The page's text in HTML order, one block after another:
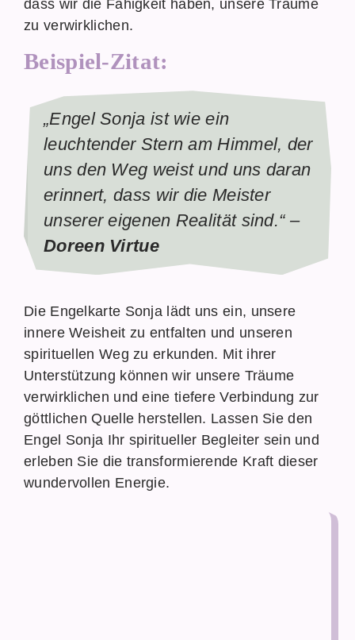
dass wir die Fähigkeit haben, unsere Träume
zu verwirklichen.
Beispiel-Zitat:
„Engel Sonja ist wie ein
leuchtender Stern am Himmel, der
uns den Weg weist und uns daran
erinnert, dass wir die Meister
unserer eigenen Realität sind.“ –
Doreen Virtue
Die Engelkarte Sonja lädt uns ein, unsere
innere Weisheit zu entfalten und unseren
spirituellen Weg zu erkunden. Mit ihrer
Unterstützung können wir unsere Träume
verwirklichen und eine tiefere Verbindung zur
göttlichen Quelle herstellen. Lassen Sie den
Engel Sonja Ihr spiritueller Begleiter sein und
erleben Sie die transformierende Kraft dieser
wundervollen Energie.